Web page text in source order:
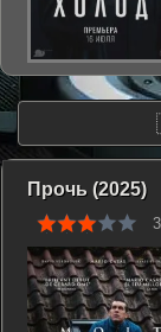
Прочь (2025)